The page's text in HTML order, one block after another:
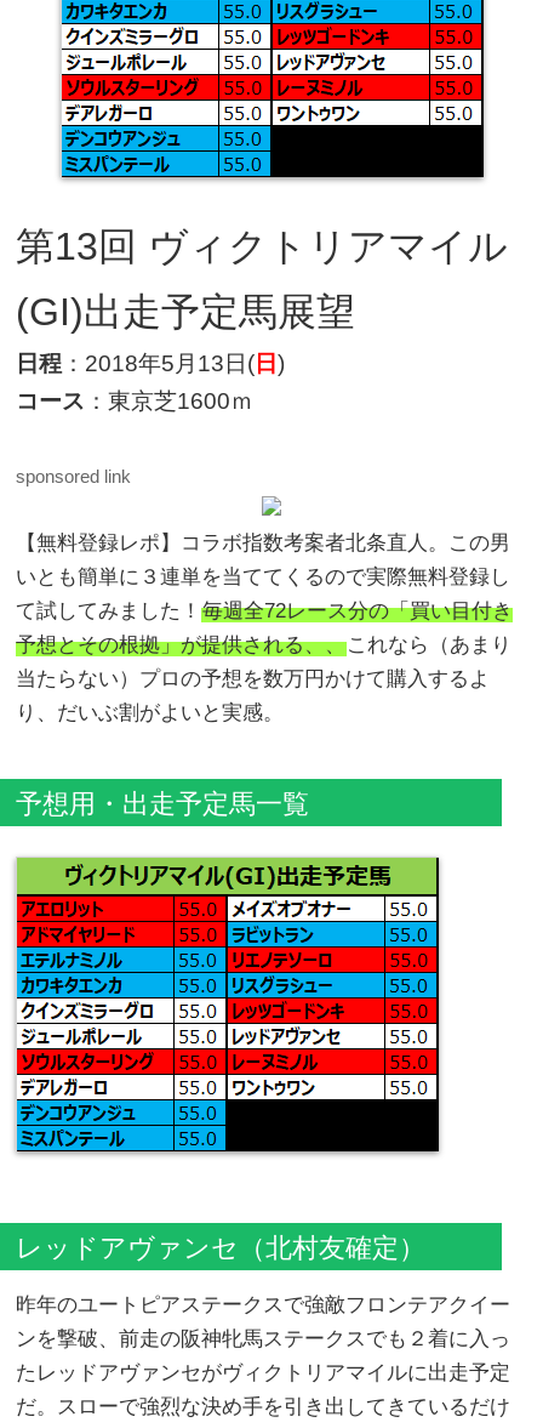
第13回 ヴィクトリアマイル
(GI)出走予定馬展望
日程 ：2018年5月13日( 日)
コース ：東京芝1600ｍ
sponsored link
【無料登録レポ】コラボ指数考案者北条直人。この男
いとも簡単に３連単を当ててくるので実際無料登録し
て試してみました！毎週全72レース分の「買い目付き
予想とその根拠」が提供される、、これなら（あまり
当たらない）プロの予想を数万円かけて購入するよ
り、だいぶ割がよいと実感。
予想用・出走予定馬一覧
レッドアヴァンセ（北村友確定）
昨年のユートピアステークスで強敵フロンテアクイー
ンを撃破、前走の阪神牝馬ステークスでも２着に入っ
たレッドアヴァンセがヴィクトリアマイルに出走予定
だ。スローで強烈な決め手を引き出してきているだけ